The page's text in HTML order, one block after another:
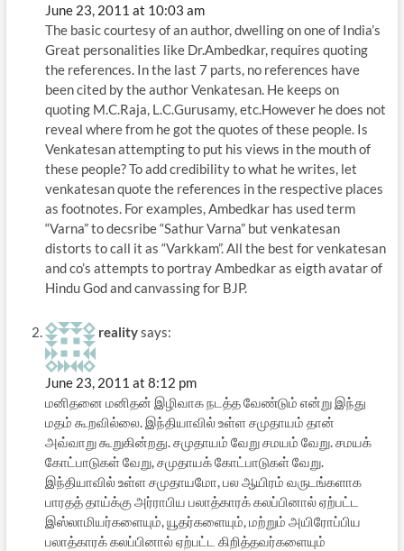
June 23, 2011 at 10:03 am
The basic courtesy of an author, dwelling on one of India’s
Great personalities like Dr.Ambedkar, requires quoting
the references. In the last 7 parts, no references have
been cited by the author Venkatesan. He keeps on
quoting M.C.Raja, L.C.Gurusamy, etc.However he does not
reveal where from he got the quotes of these people. Is
Venkatesan attempting to put his views in the mouth of
these people? To add credibility to what he writes, let
venkatesan quote the references in the respective places
as footnotes. For examples, Ambedkar has used term
“Varna” to decsribe “Sathur Varna” but venkatesan
distorts to call it as “Varkkam”. All the best for venkatesan
and co’s attempts to portray Ambedkar as eigth avatar of
Hindu God and canvassing for BJP.
realitysays:
June 23, 2011 at 8:12 pm
மனிதனை மனிதன் இழிவாக நடத்த வேண்டும் என்று இந்து
மதம் கூறவில்லை. இந்தியாவில் உள்ள சமுதாயம் தான்
அவ்வாறு கூறுகின்றது. சமுதாயம் வேறு சமயம் வேறு. சமயக்
கோட்பாடுகள் வேறு, சமுதாயக் கோட்பாடுகள் வேறு.
இந்தியாவில் உள்ள சமுதாயமோ, பல ஆயிரம் வருடங்களாக
பாரதத் தாய்க்கு அர்ராபிய பலாத்காரக் கலப்பினால் ஏற்பட்ட
இஸ்லாமியர்களையும், யூதர்களையும், மற்றும் அயிரோப்பிய
பலாத்காரக் கலப்பினால் ஏற்பட்ட கிறித்தவர்களையும்